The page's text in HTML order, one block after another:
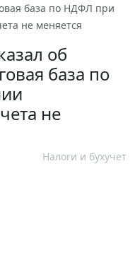
база по НДФЛ при
не меняется
об
база по
не
Налоги и бухучет